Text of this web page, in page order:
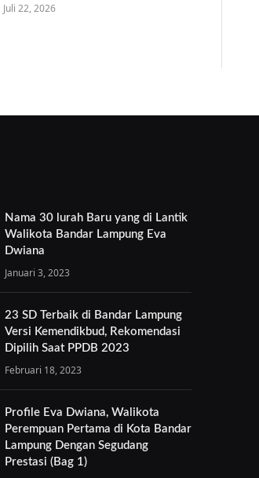
Juli 22, 2026
Nama 30 lurah Baru yang di Lantik
Walikota Bandar Lampung Eva
Dwiana
Januari 3, 2023
23 SD Terbaik di Bandar Lampung
Versi Kemendikbud, Rekomendasi
Dipilih Saat PPDB 2023
Februari 18, 2023
Profile Eva Dwiana, Walikota
Perempuan Pertama di Kota Bandar
Lampung Dengan Segudang
Prestasi (Bag 1)